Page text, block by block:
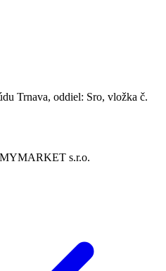
Trnava, oddiel: Sro, vložka č.
s.r.o.